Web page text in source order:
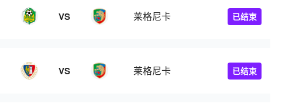
VS 莱格尼卡 已结束
VS 莱格尼卡 已结束